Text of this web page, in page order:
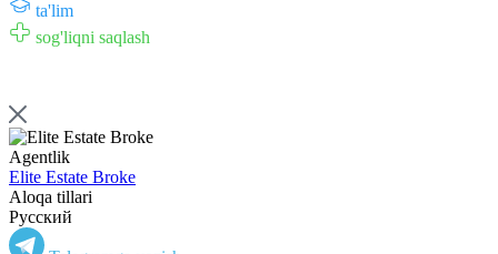
ta'lim
sog'liqni saqlash
Agentlik
Elite Estate Broke
Aloqa tillari
Русский